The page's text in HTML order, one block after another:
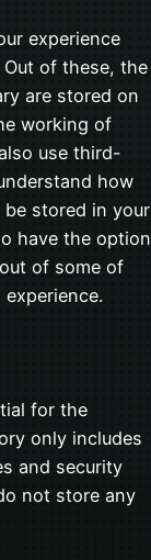
experience
of these, the
are stored on
working of
use third-
how
stored in your
have the option
of some of
for the
only includes
and security
not store any